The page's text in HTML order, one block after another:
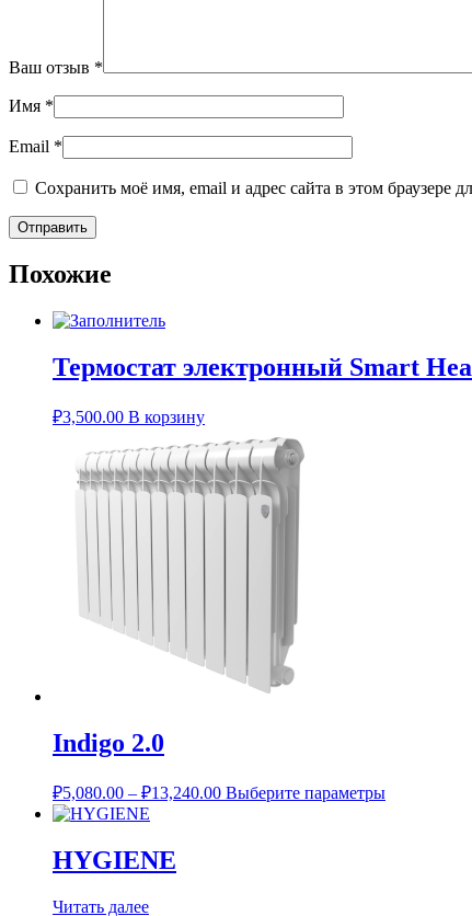
Ваш отзыв *
Имя *
Email *
Сохранить моё имя, email и адрес сайта в этом браузере
Похожие
Термостат электронный Smart
₽3,500.00 В корзину
Indigo 2.0
₽5,080.00 – ₽13,240.00Диапазон
Выберите параметрыЭтот
HYGIENE
Читать далее